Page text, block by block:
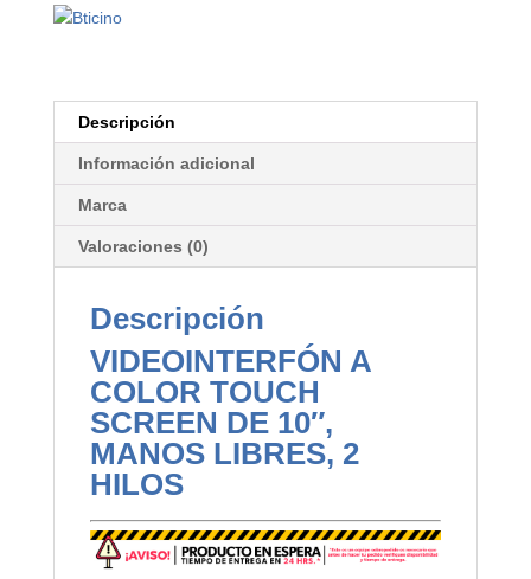
Descripción
Información adicional
Marca
Valoraciones (0)
Descripción
VIDEOINTERFÓN A
COLOR TOUCH
SCREEN DE 10″,
MANOS LIBRES, 2
HILOS